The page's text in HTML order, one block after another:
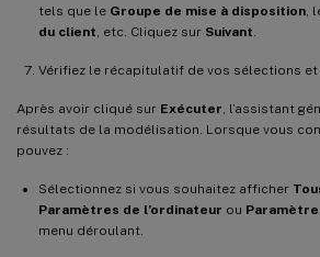
tels que le Groupe de mise à disposition ,
du client , etc. Cliquez sur Suivant
Vérifiez le récapitulatif de vos sélections
Après avoir cliqué sur Exécuter , l’assistant
résultats de la modélisation. Lorsque vous
pouvez :
Sélectionnez si vous souhaitez afficher
Paramètres de l’ordinateur ou
menu déroulant.